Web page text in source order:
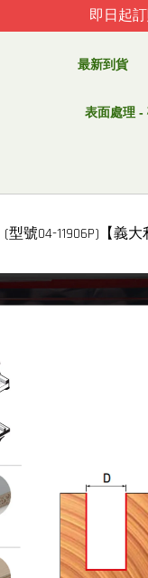
即日起
最新到貨
表面處理 -
號04-11906P)【義大